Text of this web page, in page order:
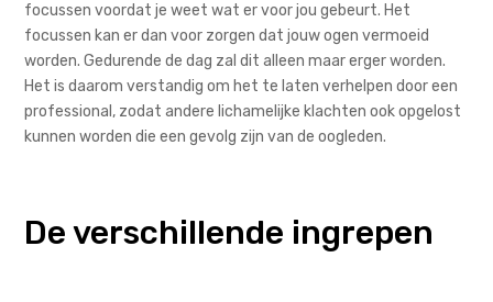
focussen voordat je weet wat er voor jou gebeurt. Het
focussen kan er dan voor zorgen dat jouw ogen vermoeid
worden. Gedurende de dag zal dit alleen maar erger worden.
Het is daarom verstandig om het te laten verhelpen door een
professional, zodat andere lichamelijke klachten ook opgelost
kunnen worden die een gevolg zijn van de oogleden.
De verschillende ingrepen